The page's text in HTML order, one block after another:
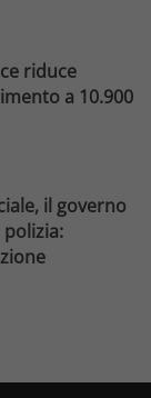
riduce
a 10.900
il governo